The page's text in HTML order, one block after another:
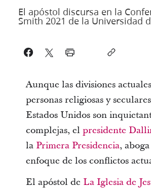
El apóstol discursa en la
Smith 2021 de la Universidad
Aunque las divisiones
personas religiosas y
Estados Unidos son
complejas, el presidente
la Primera Presidencia,
enfoque de los conflictos
El apóstol de La Iglesia de